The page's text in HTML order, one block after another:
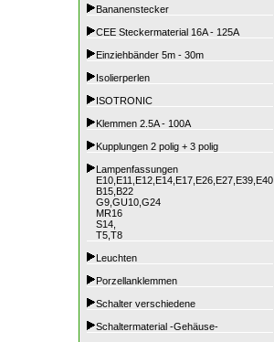
Bananenstecker
CEE Steckermaterial 16A - 125A
Einziehbänder 5m - 30m
Isolierperlen
ISOTRONIC
Klemmen 2.5A - 100A
Kupplungen 2 polig + 3 polig
Lampenfassungen
E10,E11,E12,E14,E17,E26,E27,E39,E40
B15,B22
G9,GU10,G24
MR16
S14,
T5,T8
Leuchten
Porzellanklemmen
Schalter verschiedene
Schaltermaterial -Gehäuse-